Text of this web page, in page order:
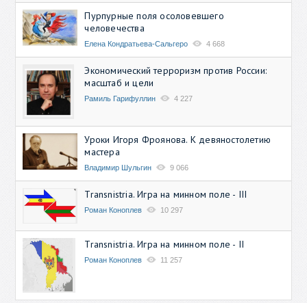
Пурпурные поля осоловевшего
человечества
Елена Кондратьева-Сальгеро 4 668
Экономический терроризм против России:
масштаб и цели
Рамиль Гарифуллин 4 227
Уроки Игоря Фроянова. К девяностолетию
мастера
Владимир Шульгин 9 066
Transnistria. Игра на минном поле - III
Роман Коноплев 10 297
Transnistria. Игра на минном поле - II
Роман Коноплев 11 257